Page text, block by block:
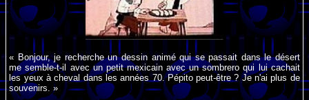
« Bonjour, je recherche un dessin animé qui se passait dans le désert
me semble-t-il avec un petit mexicain avec un sombrero qui lui cachait
les yeux à cheval dans les années 70. Pépito peut-être ? Je n'ai plus de
souvenirs. »